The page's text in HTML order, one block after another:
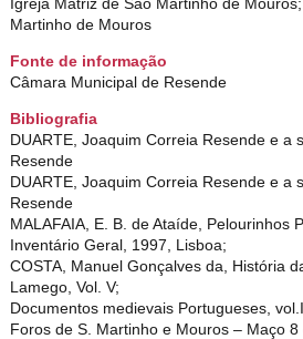
Martinho de Mouros
Fonte de informação
Câmara Municipal de Resende
Bibliografia
DUARTE, Joaquim Correia Resende e a
Resende
DUARTE, Joaquim Correia Resende e a
Resende
MALAFAIA, E. B. de Ataíde, Pelourinhos
Inventário Geral, 1997, Lisboa;
COSTA, Manuel Gonçalves da, História
Lamego, Vol. V;
Documentos medievais Portugueses,
Foros de S. Martinho e Mouros – Maço